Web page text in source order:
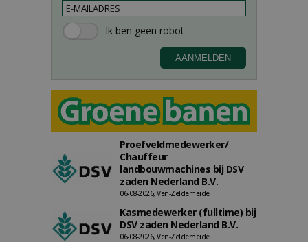
Proefveldmedewerker/
Chauffeur
landbouwmachines bij DSV
zaden Nederland B.V.
06-08-2026, Ven-Zelderheide
Kasmedewerker (fulltime) bij
DSV zaden Nederland B.V.
06-08-2026, Ven-Zelderheide